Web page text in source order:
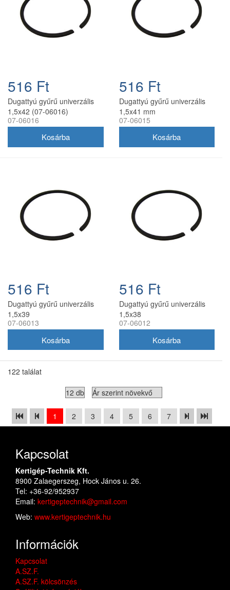
516 Ft
Dugattyú gyűrű univerzális
1,5x42 (07-06016)
07-06016
516 Ft
Dugattyú gyűrű univerzális
1,5x41 mm
07-06015
516 Ft
Dugattyú gyűrű univerzális
1,5x39
07-06013
516 Ft
Dugattyú gyűrű univerzális
1,5x38
07-06012
122 találat
1 2 3 4 5 6 7
Kapcsolat
Kertigép-Technik Kft.
8900 Zalaegerszeg, Hock János u. 26.
Tel: +36-92/952937
Email: kertigeptechnik@gmail.com
Web: www.kertigeptechnik.hu
Információk
Kapcsolat
A.SZ.F.
A.SZ.F. kölcsönzés